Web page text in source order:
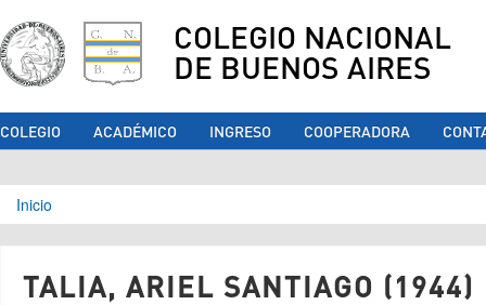
COLEGIO NACIONAL
DE BUENOS AIRES
COLEGIO ACADÉMICO INGRESO COOPERADORA
Se encuentra usted aquí
Inicio
TALIA, ARIEL SANTIAGO (1944)